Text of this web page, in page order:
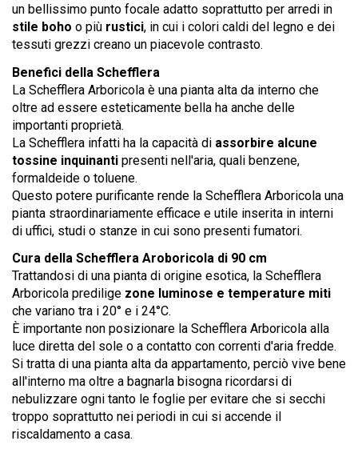
un bellissimo punto focale adatto soprattutto per arredi in
stile boho o più rustici, in cui i colori caldi del legno e dei
tessuti grezzi creano un piacevole contrasto.
Benefici della Schefflera
La Schefflera Arboricola è una pianta alta da interno che
oltre ad essere esteticamente bella ha anche delle
importanti proprietà.
La Schefflera infatti ha la capacità di assorbire alcune
tossine inquinanti presenti nell'aria, quali benzene,
formaldeide o toluene.
Questo potere purificante rende la Schefflera Arboricola una
pianta straordinariamente efficace e utile inserita in interni
di uffici, studi o stanze in cui sono presenti fumatori.
Cura della Schefflera Aroboricola di 90 cm
Trattandosi di una pianta di origine esotica, la Schefflera
Arboricola predilige zone luminose e temperature miti
che variano tra i 20° e i 24°C.
È importante non posizionare la Schefflera Arboricola alla
luce diretta del sole o a contatto con correnti d'aria fredde.
Si tratta di una pianta alta da appartamento, perciò vive bene
all'interno ma oltre a bagnarla bisogna ricordarsi di
nebulizzare ogni tanto le foglie per evitare che si secchi
troppo soprattutto nei periodi in cui si accende il
riscaldamento a casa.